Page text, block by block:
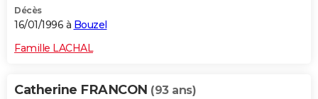
Décès
16/01/1996 à Bouzel
Famille LACHAL
Catherine FRANCON (93 ans)